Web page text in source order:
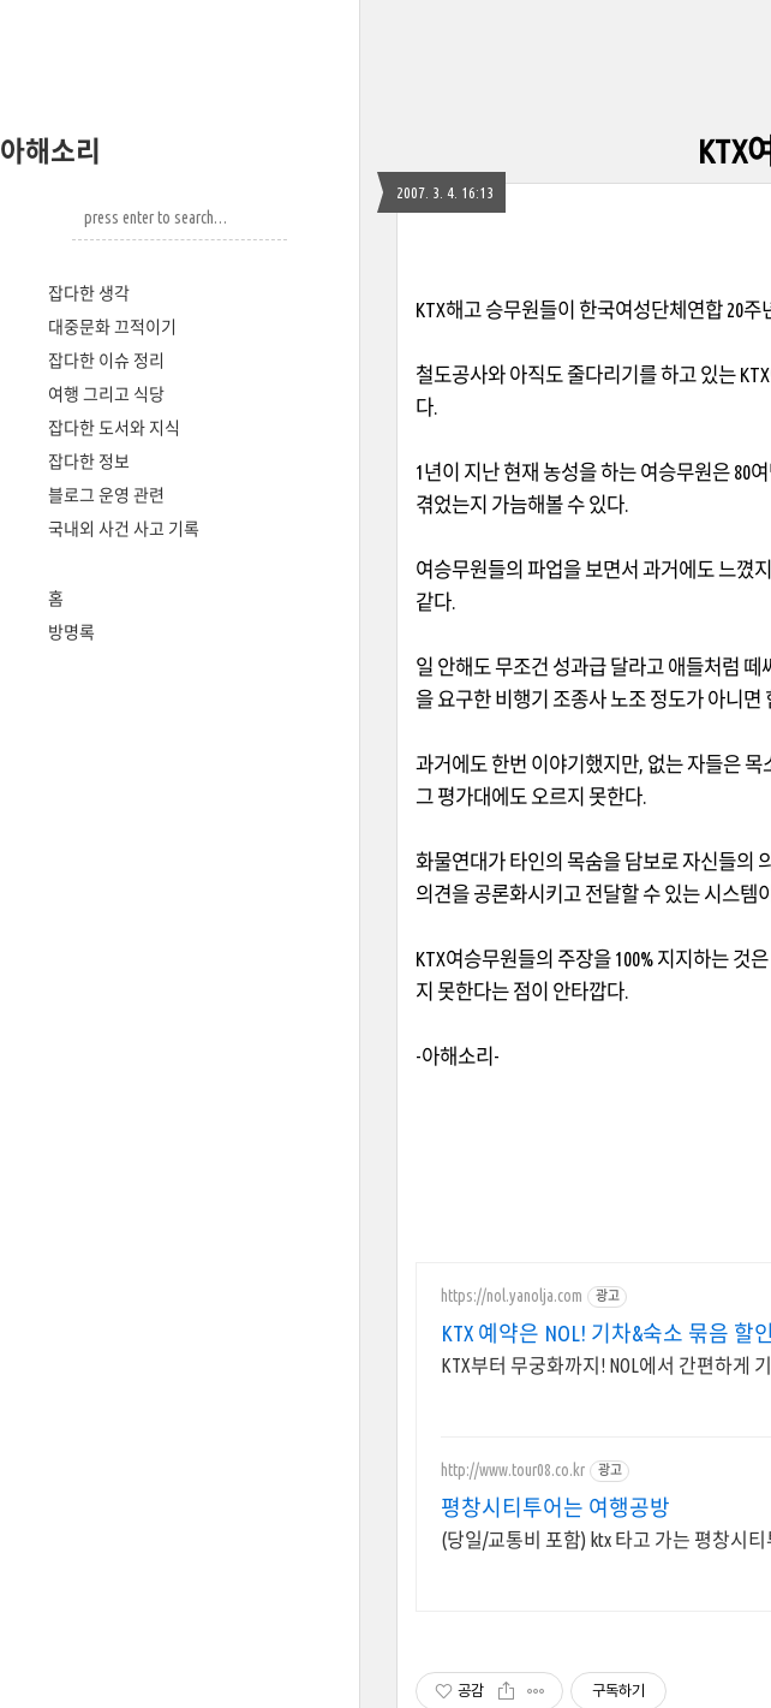
아해소리
잡다한 생각
대중문화 끄적이기
잡다한 이슈 정리
여행 그리고 식당
잡다한 도서와 지식
잡다한 정보
블로그 운영 관련
국내외 사건 사고 기록
홈
방명록
KTX
2007. 3. 4. 16:13
KTX해고 승무원들이 한국여성단체연합 20주
철도공사와 아직도 줄다리기를 하고 있는 KTX
다
1년이 지난 현재 농성을 하는 여승무원은 80
겪었는지 가늠해볼 수 있다
여승무원들의 파업을 보면서 과거에도 느꼈
같다
일 안해도 무조건 성과급 달라고 애들처럼
을 요구한 비행기 조종사 노조 정도가 아니면
과거에도 한번 이야기했지만 없는 자들은 목
그 평가대에도 오르지 못한다
화물연대가 타인의 목숨을 담보로 자신들의
의견을 공론화시키고 전달할 수 있는 시스템
KTX여승무원들의 주장을 100% 지지하는 것
지 못한다는 점이 안타깝다
-아해소리 -
https://nol.yanolja.com 광고
KTX 예약은 NOL! 기차&숙소 묶음 할인
KTX부터 무궁화까지! NOL에서 간편하게
http://www.tour08.co.kr 광고
평창시티투어는 여행공방
(당일/교통비 포함) ktx 타고 가는 평창시
공감 구독하기